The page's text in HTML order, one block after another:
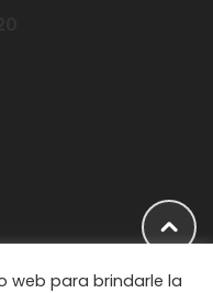
web para brindarle la